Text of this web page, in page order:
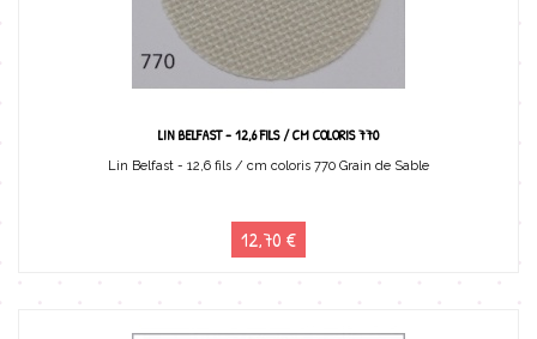
LIN BELFAST - 12,6 FILS / CM COLORIS 770
Lin Belfast - 12,6 fils / cm coloris 770 Grain de Sable
12,70 €